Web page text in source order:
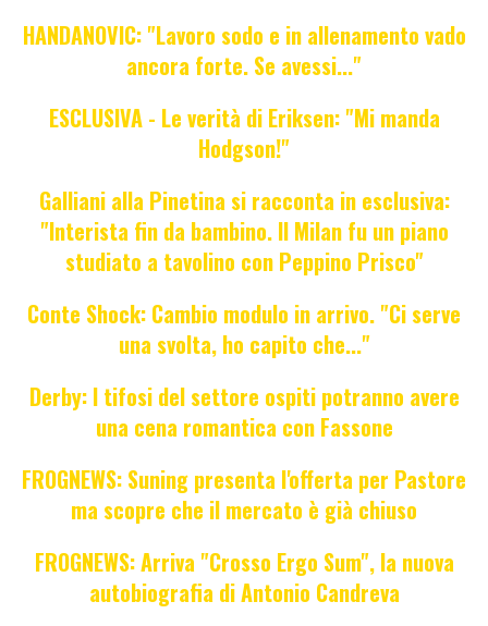
HANDANOVIC: "Lavoro sodo e in allenamento vado
ancora forte. Se avessi..."
ESCLUSIVA - Le verità di Eriksen: "Mi manda
Hodgson!"
Galliani alla Pinetina si racconta in esclusiva:
"Interista fin da bambino. Il Milan fu un piano
studiato a tavolino con Peppino Prisco"
Conte Shock: Cambio modulo in arrivo. "Ci serve
una svolta, ho capito che..."
Derby: I tifosi del settore ospiti potranno avere
una cena romantica con Fassone
FROGNEWS: Suning presenta l'offerta per Pastore
ma scopre che il mercato è già chiuso
FROGNEWS: Arriva "Crosso Ergo Sum", la nuova
autobiografia di Antonio Candreva